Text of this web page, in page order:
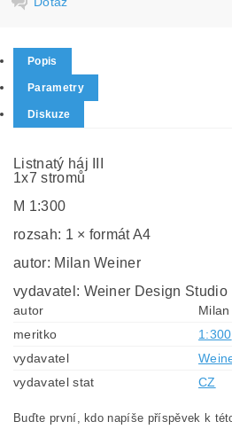
Popis
Parametry
Diskuze
Listnatý háj III
1x7 stromů
M 1:300
rozsah: 1 × formát A4
autor: Milan Weiner
vydavatel: Weiner Design Studio
autor
meritko
1:300
vydavatel
vydavatel stat
CZ
Buďte první, kdo napíše příspěvek k